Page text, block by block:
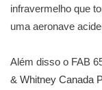
infravermelho que
uma aeronave
Além disso o FAB
& Whitney Canada